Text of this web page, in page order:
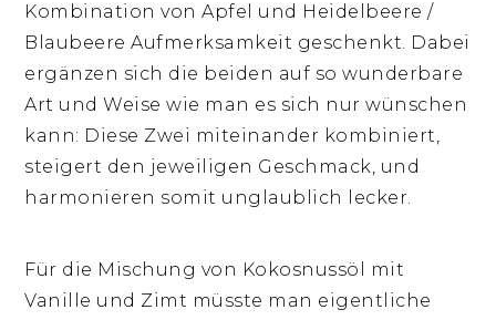
Kombination von Apfel und Heidelbeere /
Blaubeere Aufmerksamkeit geschenkt. Dabei
ergänzen sich die beiden auf so wunderbare
Art und Weise wie man es sich nur wünschen
kann: Diese Zwei miteinander kombiniert,
steigert den jeweiligen Geschmack, und
harmonieren somit unglaublich lecker.
Für die Mischung von Kokosnussöl mit
Vanille und Zimt müsste man eigentliche